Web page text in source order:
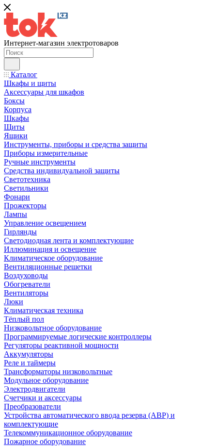
Интернет-магазин электротоваров
Каталог
Шкафы и щиты
Аксессуары для шкафов
Боксы
Корпуса
Шкафы
Щиты
Ящики
Инструменты, приборы и средства защиты
Приборы измерительные
Ручные инструменты
Средства индивидуальной защиты
Светотехника
Светильники
Фонари
Прожекторы
Лампы
Управление освещением
Гирлянды
Светодиодная лента и комплектующие
Иллюминация и освещение
Климатическое оборудование
Вентиляционные решетки
Воздуховоды
Обогреватели
Вентиляторы
Люки
Климатическая техника
Тёплый пол
Низковольтное оборудование
Программируемые логические контроллеры
Регуляторы реактивной мощности
Аккумуляторы
Реле и таймеры
Трансформаторы низковольтные
Модульное оборудование
Электродвигатели
Счетчики и аксессуары
Преобразователи
Устройства автоматического ввода резерва (АВР) и
комплектующие
Телекоммуникационное оборудование
Пожарное оборудование